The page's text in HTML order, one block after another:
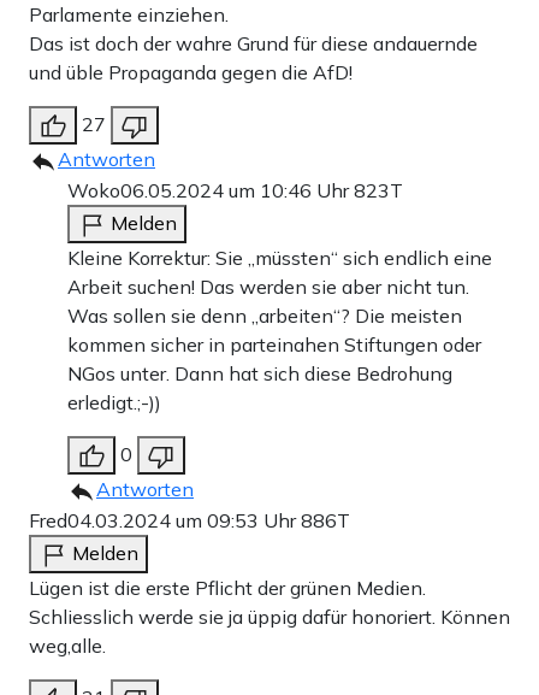
Parlamente einziehen.
Das ist doch der wahre Grund für diese andauernde
und üble Propaganda gegen die AfD!
27
Antworten
Woko06.05.2024 um 10:46 Uhr823T
Melden
Kleine Korrektur: Sie „müssten“ sich endlich eine
Arbeit suchen! Das werden sie aber nicht tun.
Was sollen sie denn „arbeiten“? Die meisten
kommen sicher in parteinahen Stiftungen oder
NGos unter. Dann hat sich diese Bedrohung
erledigt.;-))
0
Antworten
Fred04.03.2024 um 09:53 Uhr886T
Melden
Lügen ist die erste Pflicht der grünen Medien.
Schliesslich werde sie ja üppig dafür honoriert. Können
weg,alle.